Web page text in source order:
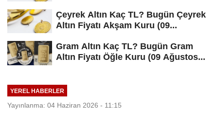
Çeyrek Altın Kaç TL? Bugün Çeyrek
Altın Fiyatı Akşam Kuru (09...
Gram Altın Kaç TL? Bugün Gram
Altın Fiyatı Öğle Kuru (09 Ağustos...
YEREL HABERLER
Yayınlanma: 04 Haziran 2026 - 11:15